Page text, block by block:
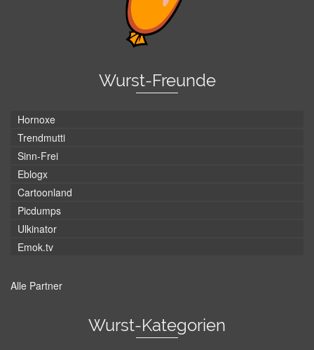
Wurst-Freunde
Hornoxe
Trendmutti
Sinn-Frei
Eblogx
Cartoonland
Picdumps
Ulkinator
Emok.tv
Alle Partner
Wurst-Kategorien